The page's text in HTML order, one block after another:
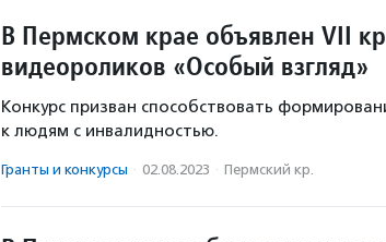
В Пермском крае объявлен VII
видеороликов «Особый взгляд»
Конкурс призван способствовать
к людям с инвалидностью.
Гранты и конкурсы · 02.08.2023 · Пермский кр.